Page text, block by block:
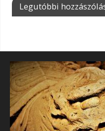
Legutóbbi